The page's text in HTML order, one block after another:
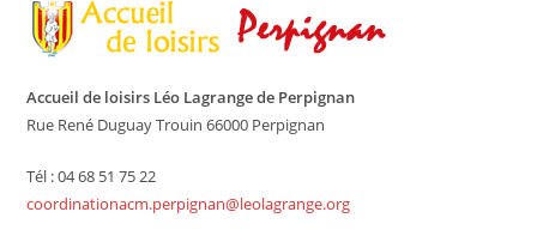
Accueil de loisirs Léo Lagrange de Perpignan
Rue René Duguay Trouin 66000 Perpignan
Tél : 04 68 51 75 22
coordinationacm.perpignan@leolagrange.org